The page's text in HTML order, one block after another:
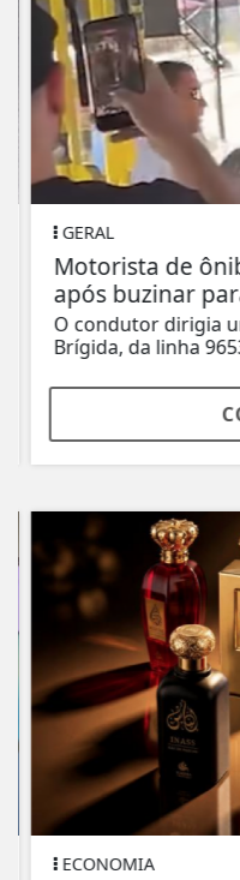
GERAL
Motorista de
após buzinar
O condutor dirigia
Brígida, da linha
ECONOMIA